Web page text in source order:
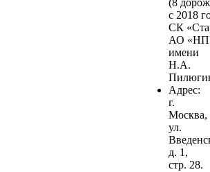
(8
с 2018
СК
АО
имени
Н.А.
Адрес:
г.
Москва,
ул.
д. 1,
стр. 28.